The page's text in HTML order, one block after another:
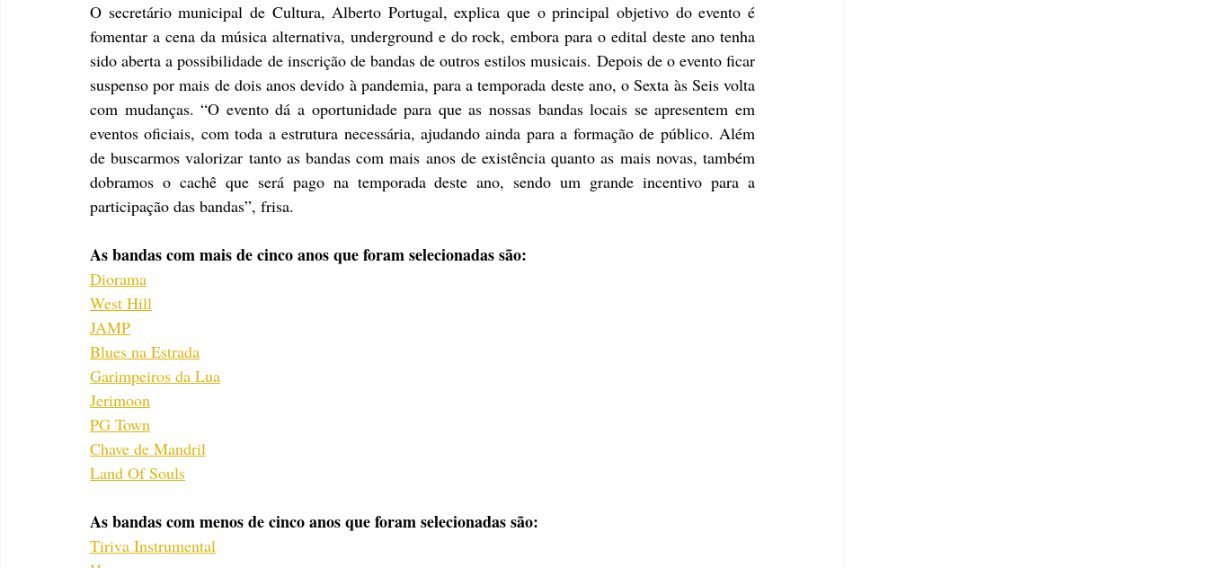
O secretário municipal de Cultura, Alberto Portugal, explica que o principal objetivo do evento é
fomentar a cena da música alternativa, underground e do rock, embora para o edital deste ano tenha
sido aberta a possibilidade de inscrição de bandas de outros estilos musicais. Depois de o evento ficar
suspenso por mais de dois anos devido à pandemia, para a temporada deste ano, o Sexta às Seis volta
com mudanças. “O evento dá a oportunidade para que as nossas bandas locais se apresentem em
eventos oficiais, com toda a estrutura necessária, ajudando ainda para a formação de público. Além
de buscarmos valorizar tanto as bandas com mais anos de existência quanto as mais novas, também
dobramos o cachê que será pago na temporada deste ano, sendo um grande incentivo para a
participação das bandas”, frisa.
As bandas com mais de cinco anos que foram selecionadas são:
Diorama
West Hill
JAMP
Blues na Estrada
Garimpeiros da Lua
Jerimoon
PG Town
Chave de Mandril
Land Of Souls
As bandas com menos de cinco anos que foram selecionadas são:
Tiriva Instrumental